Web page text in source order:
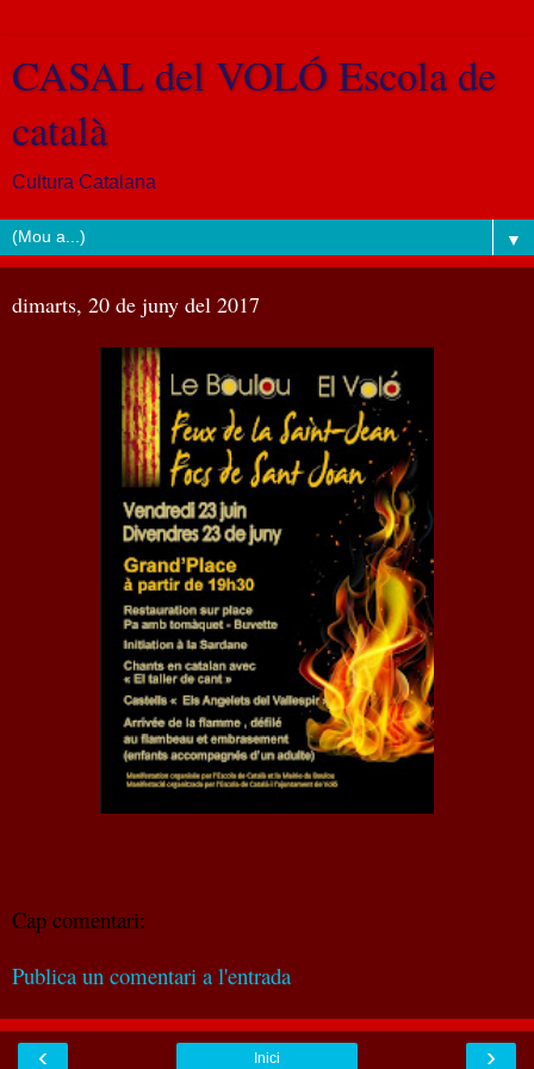
CASAL del VOLÓ Escola de
català
Cultura Catalana
▼
dimarts, 20 de juny del 2017
Cap comentari:
Publica un comentari a l'entrada
‹ ›
Inici